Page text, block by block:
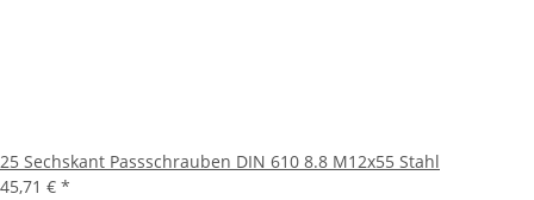
25 Sechskant Passschrauben DIN 610 8.8 M12x55 Stahl
45,71 € *